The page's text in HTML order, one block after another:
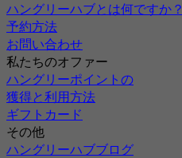
ハングリーハブとは何ですか？
予約方法
お問い合わせ
私たちのオファー
ハングリーポイントの
獲得と利用方法
ギフトカード
その他
ハングリーハブブログ